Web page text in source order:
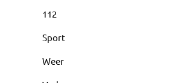
112
Sport
Weer